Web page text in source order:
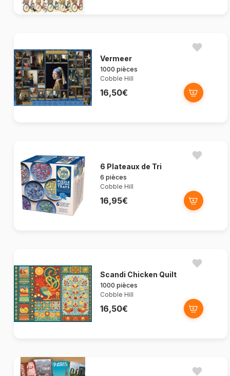
Vermeer
1000 pièces
Cobble Hill
16,50€
6 Plateaux de Tri
6 pièces
Cobble Hill
16,95€
Scandi Chicken Quilt
1000 pièces
Cobble Hill
16,50€